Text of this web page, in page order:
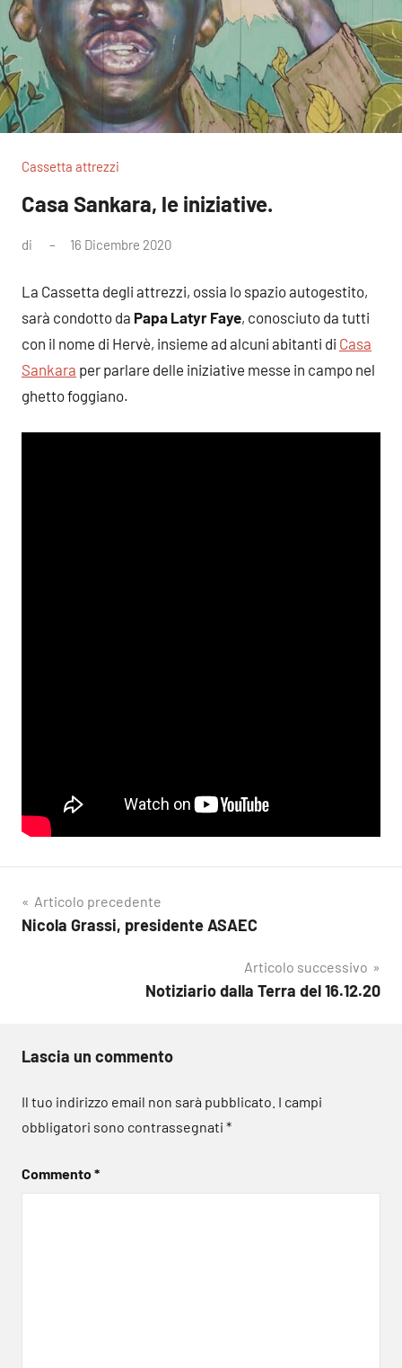
Cassetta attrezzi
Casa Sankara, le iniziative.
di 16 Dicembre 2020
La Cassetta degli attrezzi, ossia lo spazio autogestito,
sarà condotto da Papa Latyr Faye, conosciuto da tutti
con il nome di Hervè, insieme ad alcuni abitanti di Casa
Sankara per parlare delle iniziative messe in campo nel
ghetto foggiano.
Navigazione
articoli
Articolo precedente
Nicola Grassi, presidente ASAEC
Articolo successivo
Notiziario dalla Terra del 16.12.20
Lascia un commento
Il tuo indirizzo email non sarà pubblicato. I campi
obbligatori sono contrassegnati *
Commento*